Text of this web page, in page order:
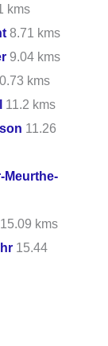
kms
8.71 kms
9.04 kms
kms
11.2 kms
11.26
Meurthe-
15.09 kms
15.44